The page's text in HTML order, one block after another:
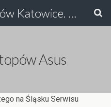
Serwis Laptopów Katowice. Największy na Śląsku Serwis Laptopów i Serwis Drukarek Katowice, Ruda Śląska. Odzyskiwanie Danych, Serwis HP, Serwis Toshiby, Asusa, serwis laptopow.
Asus
na Śląsku Serwisu